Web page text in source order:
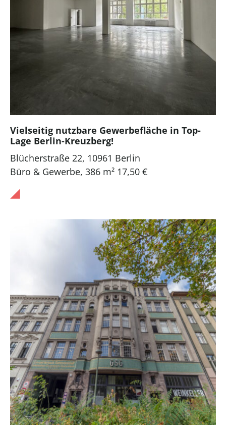
Vielseitig nutzbare Gewerbefläche in Top-
Lage Berlin-Kreuzberg!
Blücherstraße 22, 10961 Berlin
Büro & Gewerbe, 386 m² 17,50 €